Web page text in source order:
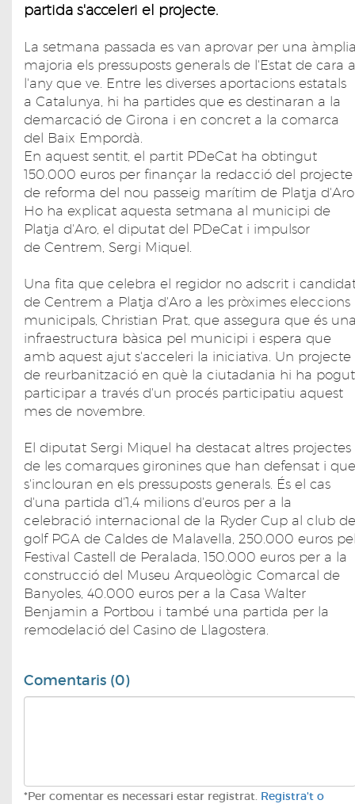
partida s'acceleri el projecte.
La setmana passada es van aprovar per una
majoria els pressuposts generals de l'Estat de cara a
l'any que ve. Entre les diverses aportacions estatals
a Catalunya, hi ha partides que es destinaran a la
demarcació de Girona i en concret a la comarca
del Baix Empordà.
En aquest sentit, el partit PDeCat ha obtingut
150.000 euros per finançar la redacció del projecte
de reforma del nou passeig marítim de Platja
Ho ha explicat aquesta setmana al municipi de
Platja d'Aro, el diputat del PDeCat i impulsor
de Centrem, Sergi Miquel.
Una fita que celebra el regidor no adscrit i
de Centrem a Platja d'Aro a les pròximes eleccions
municipals, Christian Prat, que assegura que és
infraestructura bàsica pel municipi i espera que
amb aquest ajut s'acceleri la iniciativa. Un projecte
de reurbanització en què la ciutadania hi ha pogut
participar a través d'un procés participatiu aquest
mes de novembre.
El diputat Sergi Miquel ha destacat altres projectes
de les comarques gironines que han defensat i que
s'inclouran en els pressuposts generals. És el cas
d'una partida d'1,4 milions d'euros per a la
celebració internacional de la Ryder Cup al club de
golf PGA de Caldes de Malavella, 250.000 euros
Festival Castell de Peralada, 150.000 euros per a la
construcció del Museu Arqueològic Comarcal de
Banyoles, 40.000 euros per a la Casa Walter
Benjamin a Portbou i també una partida per la
remodelació del Casino de Llagostera.
Comentaris (0)
*Per comentar es necessari estar registrat. Registra't o